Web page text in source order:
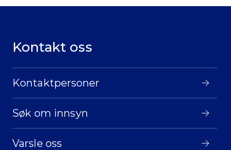
Kontakt oss
Kontaktpersoner
Søk om innsyn
Varsle oss